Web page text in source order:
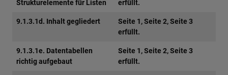
Strukturelemente für Listen erfüllt.
9.1.3.1d. Inhalt gegliedert
Seite 1, Seite 2, Seite 3
erfüllt.
9.1.3.1e. Datentabellen
richtig aufgebaut
Seite 1, Seite 2, Seite 3
erfüllt.